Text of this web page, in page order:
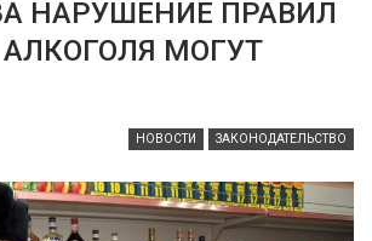
НАРУШЕНИЕ ПРАВИЛ
МОГУТ
НОВОСТИ ЗАКОНОДАТЕЛЬСТВО